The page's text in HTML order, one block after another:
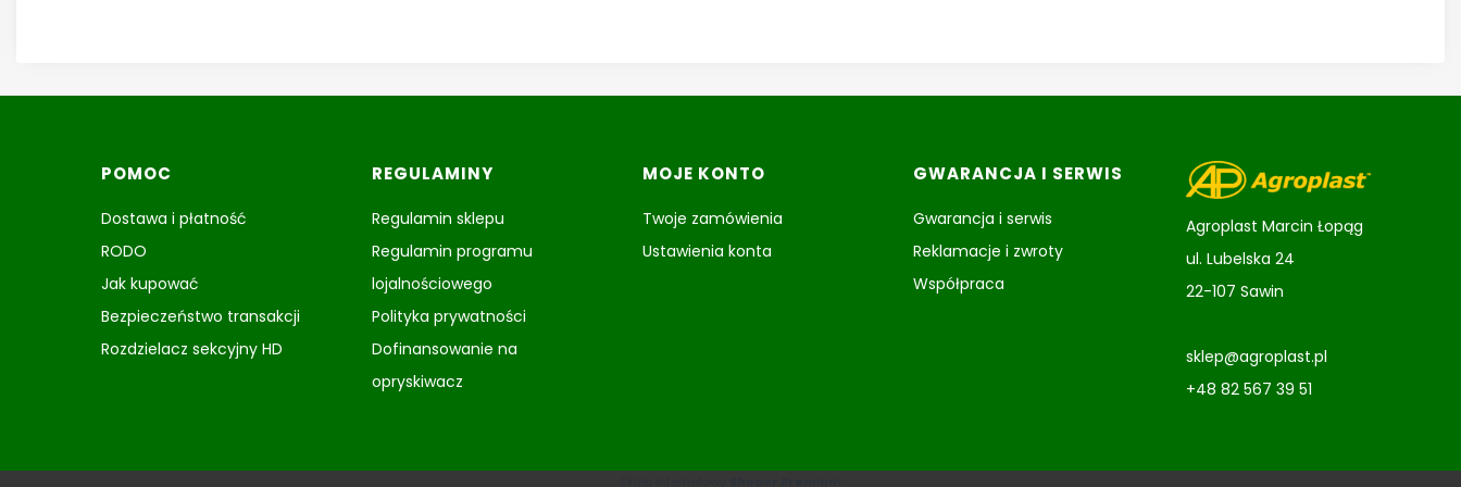
Linki w stopce
POMOC
Dostawa i płatność
RODO
Jak kupować
Bezpieczeństwo transakcji
Rozdzielacz sekcyjny HD
REGULAMINY
Regulamin sklepu
Regulamin programu
lojalnościowego
Polityka prywatności
Dofinansowanie na
opryskiwacz
MOJE KONTO
Twoje zamówienia
Ustawienia konta
GWARANCJA I SERWIS
Gwarancja i serwis
Reklamacje i zwroty
Współpraca
Agroplast Marcin Łopąg
ul. Lubelska 24
22-107 Sawin
sklep@agroplast.pl
+48 82 567 39 51